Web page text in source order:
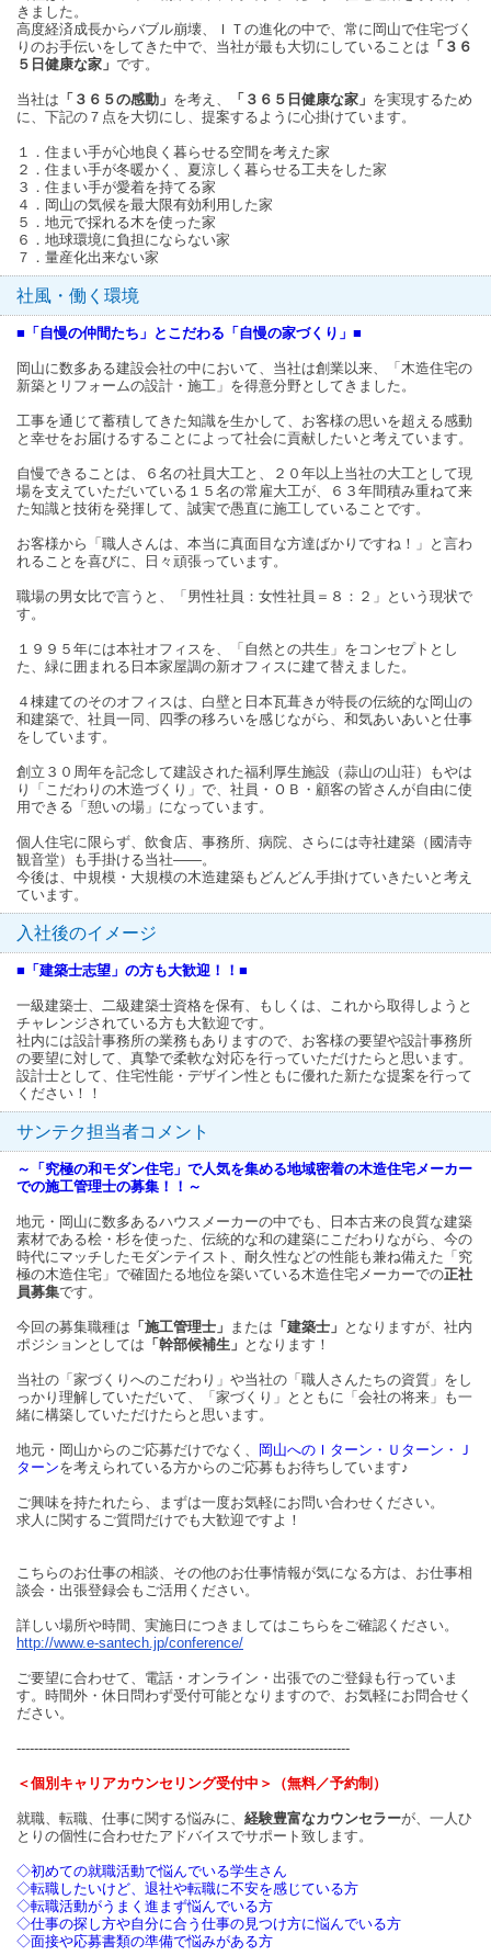
きました。
高度経済成長からバブル崩壊、ＩＴの進化の中で、常に岡山で住宅づく
りのお手伝いをしてきた中で、当社が最も大切にしていることは 「３６
５日健康な家」 です。
当社は 「３６５の感動」 を考え、 「３６５日健康な家」 を実現するため
に、下記の７点を大切にし、提案するように心掛けています。
１．住まい手が心地良く暮らせる空間を考えた家
２．住まい手が冬暖かく、夏涼しく暮らせる工夫をした家
３．住まい手が愛着を持てる家
４．岡山の気候を最大限有効利用した家
５．地元で採れる木を使った家
６．地球環境に負担にならない家
７．量産化出来ない家
社風・働く環境
■「自慢の仲間たち」とこだわる「自慢の家づくり」■
岡山に数多ある建設会社の中において、当社は創業以来、「木造住宅の
新築とリフォームの設計・施工」を得意分野としてきました。
工事を通じて蓄積してきた知識を生かして、お客様の思いを超える感動
と幸せをお届けるすることによって社会に貢献したいと考えています。
自慢できることは、６名の社員大工と、２０年以上当社の大工として現
場を支えていただいている１５名の常雇大工が、６３年間積み重ねて来
た知識と技術を発揮して、誠実で愚直に施工していることです。
お客様から「職人さんは、本当に真面目な方達ばかりですね！」と言わ
れることを喜びに、日々頑張っています。
職場の男女比で言うと、「男性社員：女性社員＝８：２」という現状で
す。
１９９５年には本社オフィスを、「自然との共生」をコンセプトとし
た、緑に囲まれる日本家屋調の新オフィスに建て替えました。
４棟建てのそのオフィスは、白壁と日本瓦葺きが特長の伝統的な岡山の
和建築で、社員一同、四季の移ろいを感じながら、和気あいあいと仕事
をしています。
創立３０周年を記念して建設された福利厚生施設（蒜山の山荘）もやは
り「こだわりの木造づくり」で、社員・ＯＢ・顧客の皆さんが自由に使
用できる「憩いの場」になっています。
個人住宅に限らず、飲食店、事務所、病院、さらには寺社建築（國清寺
観音堂）も手掛ける当社――。
今後は、中規模・大規模の木造建築もどんどん手掛けていきたいと考え
ています。
入社後のイメージ
■「建築士志望」の方も大歓迎！！■
一級建築士、二級建築士資格を保有、もしくは、これから取得しようと
チャレンジされている方も大歓迎です。
社内には設計事務所の業務もありますので、お客様の要望や設計事務所
の要望に対して、真摯で柔軟な対応を行っていただけたらと思います。
設計士として、住宅性能・デザイン性ともに優れた新たな提案を行って
ください！！
サンテク担当者コメント
～「究極の和モダン住宅」で人気を集める地域密着の木造住宅メーカー
での施工管理士の募集！！～
地元・岡山に数多あるハウスメーカーの中でも、日本古来の良質な建築
素材である桧・杉を使った、伝統的な和の建築にこだわりながら、今の
時代にマッチしたモダンテイスト、耐久性などの性能も兼ね備えた「究
極の木造住宅」で確固たる地位を築いている木造住宅メーカーでの正社
員募集です。
今回の募集職種は 「施工管理士」 または 「建築士」 となりますが、社内
ポジションとしては 「幹部候補生」 となります！
当社の「家づくりへのこだわり」や当社の「職人さんたちの資質」をし
っかり理解していただいて、「家づくり」とともに「会社の将来」も一
緒に構築していただけたらと思います。
地元・岡山からのご応募だけでなく、
岡山へのＩターン・Ｕターン・Ｊ
ターンを考えられている方からのご応募もお待ちしています♪
ご興味を持たれたら、まずは一度お気軽にお問い合わせください。
求人に関するご質問だけでも大歓迎ですよ！
こちらのお仕事の相談、その他のお仕事情報が気になる方は、お仕事相
談会・出張登録会もご活用ください。
詳しい場所や時間、実施日につきましてはこちらをご確認ください。
http://www.e-santech.jp/conference/
ご要望に合わせて、電話・オンライン・出張でのご登録も行っていま
す。時間外・休日問わず受付可能となりますので、お気軽にお問合せく
ださい。
----------------------------------------------------------------------------
＜個別キャリアカウンセリング受付中＞（無料／予約制）
就職、転職、仕事に関する悩みに、 経験豊富なカウンセラーが、一人ひ
とりの個性に合わせたアドバイスでサポート致します。
◇初めての就職活動で悩んでいる学生さん
◇転職したいけど、退社や転職に不安を感じている方
◇転職活動がうまく進まず悩んでいる方
◇仕事の探し方や自分に合う仕事の見つけ方に悩んでいる方
◇面接や応募書類の準備で悩みがある方